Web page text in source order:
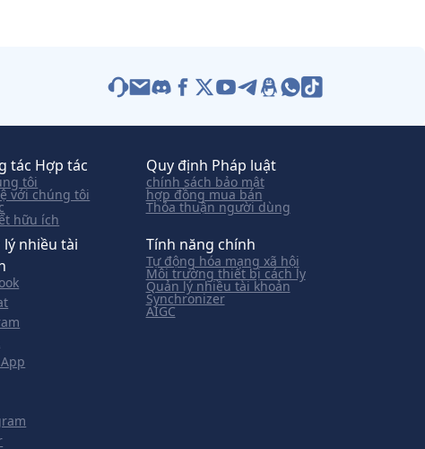
tác Hợp tác
tôi
với chúng tôi
hữu ích
Quy định Pháp luật
chính sách bảo mật
hợp đồng mua bán
Thỏa thuận người dùng
lý nhiều tài
Tính năng chính
Tự động hóa mạng xã hội
Môi trường thiết bị cách ly
Quản lý nhiều tài khoản
Synchronizer
AIGC